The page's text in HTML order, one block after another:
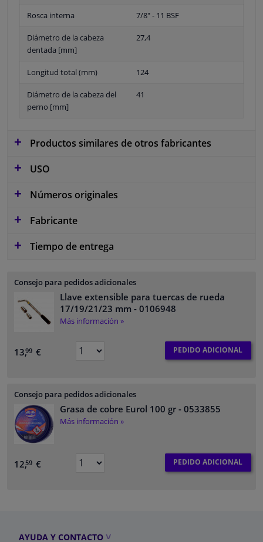
Rosca interna 7/8" - 11 BSF
Diámetro de la cabeza
dentada [mm]
27,4
Longitud total (mm) 124
Diámetro de la cabeza del
perno [mm]
41
Productos similares de otros fabricantes
USO
Números originales
Fabricante
Tiempo de entrega
Consejo para pedidos adicionales
Llave extensible para tuercas de rueda
17/19/21/23 mm - 0106948
Más información »
13,99 € PEDIDO ADICIONAL
Consejo para pedidos adicionales
Grasa de cobre Eurol 100 gr - 0533855
Más información »
12,59 € PEDIDO ADICIONAL
AYUDA Y CONTACTO